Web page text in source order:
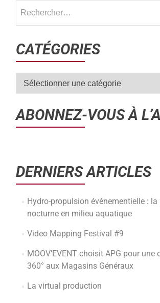
CATÉGORIES
ABONNEZ-VOUS À
DERNIERS ARTICLES
Hydro-propulsion événementielle :
nocturne en milieu aquatique
Video Mapping Festival #9
MOOV’EVENT choisit APG pour
360° aux Magasins Généraux
La virtual production